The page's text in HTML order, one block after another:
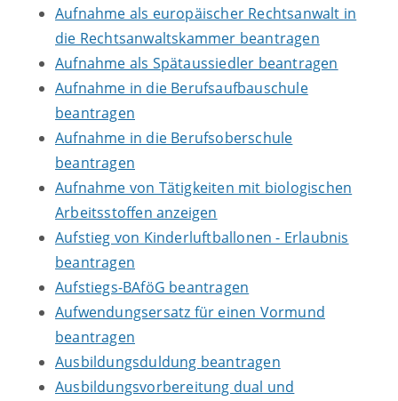
Aufnahme als europäischer Rechtsanwalt in
die Rechtsanwaltskammer beantragen
Aufnahme als Spätaussiedler beantragen
Aufnahme in die Berufsaufbauschule
beantragen
Aufnahme in die Berufsoberschule
beantragen
Aufnahme von Tätigkeiten mit biologischen
Arbeitsstoffen anzeigen
Aufstieg von Kinderluftballonen - Erlaubnis
beantragen
Aufstiegs-BAföG beantragen
Aufwendungsersatz für einen Vormund
beantragen
Ausbildungsduldung beantragen
Ausbildungsvorbereitung dual und